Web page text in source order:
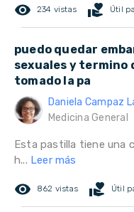
remove_red_eye 234 vistas volunteer_activism Útil
puedo quedar
sexuales y termino
tomado la pa
Daniela Campaz
Medicina General
Esta pastilla tiene una
h... Leer más
remove_red_eye 862 vistas volunteer_activism Útil